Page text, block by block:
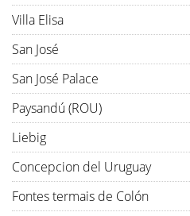
Villa Elisa
San José
San José Palace
Paysandú (ROU)
Liebig
Concepcion del Uruguay
Fontes termais de Colón